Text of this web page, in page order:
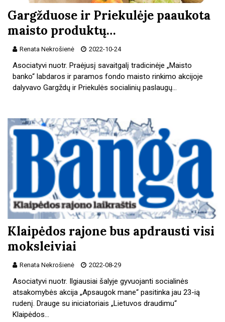
Gargžduose ir Priekulėje paaukota
maisto produktų…
Renata Nekrošienė 2022-10-24
Asociatyvi nuotr. Praėjusį savaitgalį tradicinėje „Maisto
banko“ labdaros ir paramos fondo maisto rinkimo akcijoje
dalyvavo Gargždų ir Priekulės socialinių paslaugų…
Klaipėdos rajone bus apdrausti visi
moksleiviai
Renata Nekrošienė 2022-08-29
Asociatyvi nuotr. Ilgiausiai šalyje gyvuojanti socialinės
atsakomybės akcija „Apsaugok mane“ pasitinka jau 23-ią
rudenį. Drauge su iniciatoriais „Lietuvos draudimu“
Klaipėdos…